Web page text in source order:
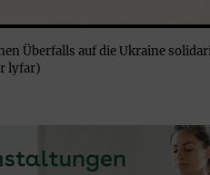
Überfalls auf die Ukraine
lyfar)